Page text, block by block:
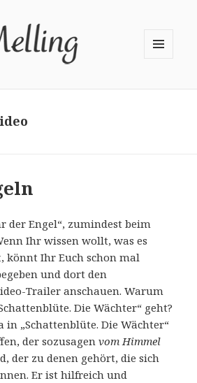
WIDGETS
der Engel“, zumindest beim
Ihr wissen wollt, was es
könnt Ihr Euch schon mal
und dort den
Trailer anschauen. Warum
Die Wächter“ geht?
„Schattenblüte. Die Wächter“
der sozusagenvom Himmel
der zu denen gehört, die sich
Er ist hilfreich und